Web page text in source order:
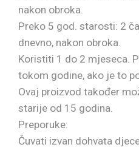
nakon obroka.
Preko 5 god. starosti: 2
dnevno, nakon obroka.
Koristiti 1 do 2 mjeseca.
tokom godine, ako je to
Ovaj proizvod također
starije od 15 godina.
Preporuke:
Čuvati izvan dohvata